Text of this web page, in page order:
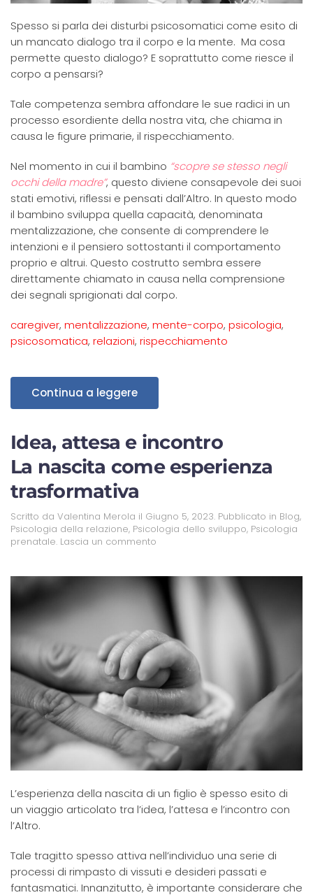
Spesso si parla dei disturbi psicosomatici come esito di
un mancato dialogo tra il corpo e la mente. Ma cosa
permette questo dialogo? E soprattutto come riesce il
corpo a pensarsi?
Tale competenza sembra affondare le sue radici in un
processo esordiente della nostra vita, che chiama in
causa le figure primarie, il rispecchiamento.
Nel momento in cui il bambino “scopre se stesso negli
occhi della madre”, questo diviene consapevole dei suoi
stati emotivi, riflessi e pensati dall’Altro. In questo modo
il bambino sviluppa quella capacità, denominata
mentalizzazione, che consente di comprendere le
intenzioni e il pensiero sottostanti il comportamento
proprio e altrui. Questo costrutto sembra essere
direttamente chiamato in causa nella comprensione
dei segnali sprigionati dal corpo.
caregiver, mentalizzazione, mente-corpo, psicologia,
psicosomatica, relazioni, rispecchiamento
Continua a leggere
Idea, attesa e incontro
La nascita come esperienza
trasformativa
Scritto da Valentina Merola il Giugno 5, 2023. Pubblicato in Blog,
Psicologia della relazione, Psicologia dello sviluppo, Psicologia
prenatale. Lascia un commento
L’esperienza della nascita di un figlio è spesso esito di
un viaggio articolato tra l’idea, l’attesa e l’incontro con
l’Altro.
Tale tragitto spesso attiva nell’individuo una serie di
processi di rimpasto di vissuti e desideri passati e
fantasmatici. Innanzitutto, è importante considerare che